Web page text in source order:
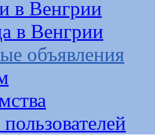
в Венгрии
в Венгрии
объявления